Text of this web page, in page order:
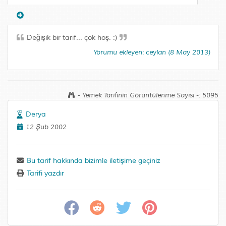
Değişik bir tarif... çok hoş. :)
Yorumu ekleyen: ceylan (8 May 2013)
- Yemek Tarifinin Görüntülenme Sayısı -: 5095
Derya
12 Şub 2002
Bu tarif hakkında bizimle iletişime geçiniz
Tarifi yazdır